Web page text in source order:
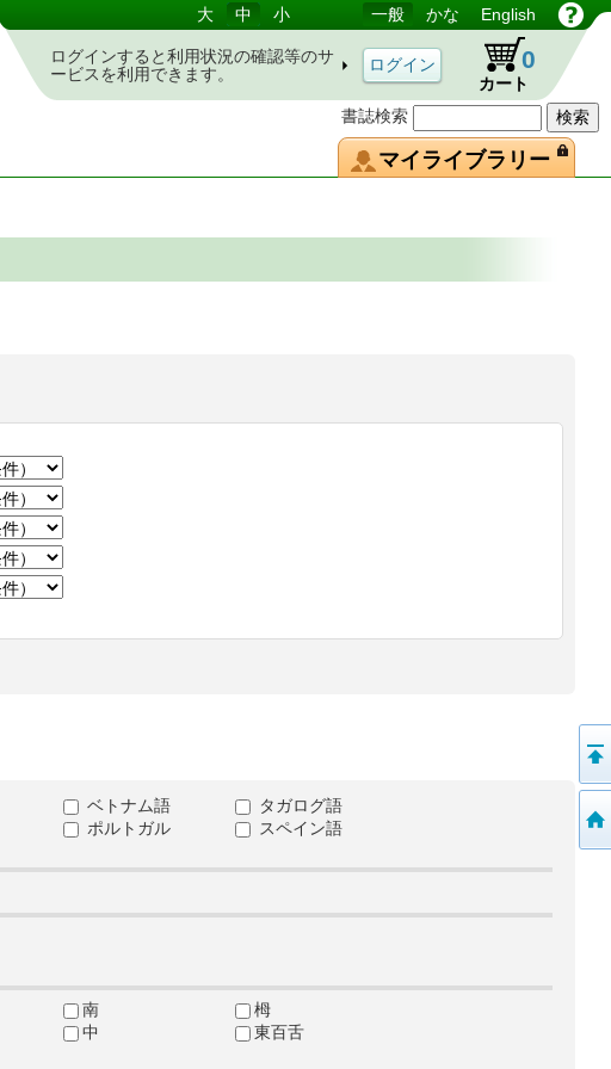
書誌検索
大 中 小 一般 かな English
ログインすると利用状況の確認等のサ
ービスを利用できます。
カート
0
マイライブラリー
ベトナム語
タガログ語
ポルトガル
スペイン語
南
栂
中
東百舌